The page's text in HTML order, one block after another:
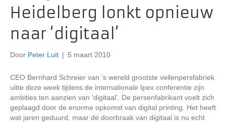
Heidelberg lonkt opnieuw
naar ‘digitaal’
Door Peter Luit | 5 maart 2010
CEO Bernhard Schreier van ’s wereld grootste vellenpersfabriek
uitte deze week tijdens de internationale Ipex conferentie zijn
ambities ten aanzien van ‘digitaal’. De persenfabrikant voelt zich
geplaagd door de enorme opkomst van digital printing. Het heeft
wat jaren geduurd, maar de doorbraak van digitaal is nu echt